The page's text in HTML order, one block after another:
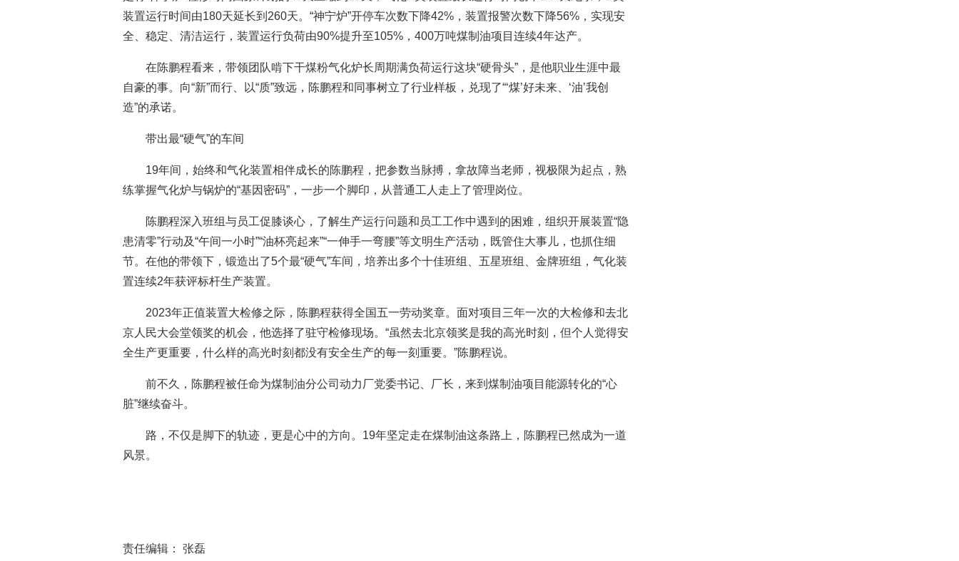
装置运行时间由180天延长到260天。“神宁炉”开停车次数下降42%，装置报警次数下降56%，实现安
全、稳定、清洁运行，装置运行负荷由90%提升至105%，400万吨煤制油项目连续4年达产。
在陈鹏程看来，带领团队啃下干煤粉气化炉长周期满负荷运行这块“硬骨头”，是他职业生涯中最
自豪的事。向“新”而行、以“质”致远，陈鹏程和同事树立了行业样板，兑现了“‘煤’好未来、‘油’我创
造”的承诺。
带出最“硬气”的车间
19年间，始终和气化装置相伴成长的陈鹏程，把参数当脉搏，拿故障当老师，视极限为起点，熟
练掌握气化炉与锅炉的“基因密码”，一步一个脚印，从普通工人走上了管理岗位。
陈鹏程深入班组与员工促膝谈心，了解生产运行问题和员工工作中遇到的困难，组织开展装置“隐
患清零”行动及“午间一小时”“油杯亮起来”“一伸手一弯腰”等文明生产活动，既管住大事儿，也抓住细
节。在他的带领下，锻造出了5个最“硬气”车间，培养出多个十佳班组、五星班组、金牌班组，气化装
置连续2年获评标杆生产装置。
2023年正值装置大检修之际，陈鹏程获得全国五一劳动奖章。面对项目三年一次的大检修和去北
京人民大会堂领奖的机会，他选择了驻守检修现场。“虽然去北京领奖是我的高光时刻，但个人觉得安
全生产更重要，什么样的高光时刻都没有安全生产的每一刻重要。”陈鹏程说。
前不久，陈鹏程被任命为煤制油分公司动力厂党委书记、厂长，来到煤制油项目能源转化的“心
脏”继续奋斗。
路，不仅是脚下的轨迹，更是心中的方向。19年坚定走在煤制油这条路上，陈鹏程已然成为一道
风景。
责任编辑： 张磊